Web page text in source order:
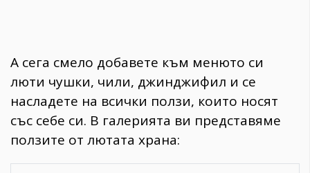
А сега смело добавете към менюто си
люти чушки, чили, джинджифил и се
насладете на всички ползи, които носят
със себе си. В галерията ви представяме
ползите от лютата храна: